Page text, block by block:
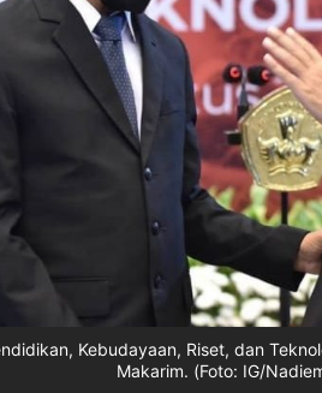
Kebudayaan, Riset, dan
Makarim. (Foto: IG/